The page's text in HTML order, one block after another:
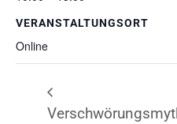
VERANSTALTUNGSORT
Online